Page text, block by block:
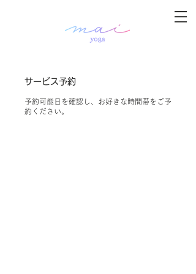
サービス予約
予約可能日を確認し、お好きな時間帯をご予
約ください。